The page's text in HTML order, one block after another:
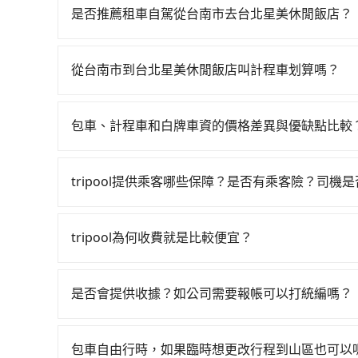
06:03一直到22:23，台南-台北一天最多有75班次
等待車站前排班的計程車，搭上小黃後約花25分
的20倍。縱使幸運攔到一輛小黃了，台南市少部
tripool還是比較划算的。如果你是三人以下要乘
是否推薦租車自駕從台南市去台北星美休閒飯店？
天就要來回，那在台南路邊可隨租隨借的iRent應
時40元路邊停車費用預估進去，但額外的汽車保
的車門仍未被修理，每一次租車都好像在開樂透
點仍有段距離，在遇到下雨天或者載行李時，就顯
從台南市到台北星美休閒飯店叫計程車划算嗎？
到車，也可考慮打電話至一成計程汽車行等叫車
有些計程車司機不按錶計費，約有17%會採現場
包車、計程車和白牌車資的價格差異與優缺點比較
地點上車較客製化。此外，司機還會提供各種旅
無法申訴退費。
tripool提供乘客哪些保障？是否有乘客險？司機是
也都經過細心維護及保養，以確保您的乘車安全。
tripool為何收費就是比較便宜？
為司機素質比較差、車上會有煙味、或者車齡過
也就是提高俗稱「回頭車」的比例。這不僅體現
是否會提供收據？如公司需要報帳可以打統編嗎？
付款前可以輸入公司的抬頭與統編，可向國稅局
包車自由行時，如果臨時想更改行程到山區也可以